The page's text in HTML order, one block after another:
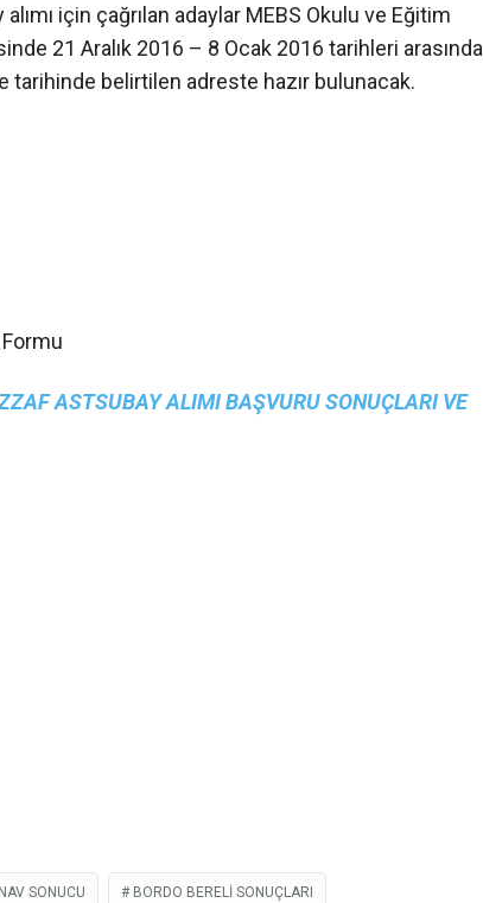
için çağrılan adaylar MEBS Okulu ve Eğitim
21 Aralık 2016 – 8 Ocak 2016 tarihleri arasında
tarihinde belirtilen adreste hazır bulunacak.
ASTSUBAY ALIMI BAŞVURU SONUÇLARI VE
SONUCU BORDO BERELI SONUÇLARI